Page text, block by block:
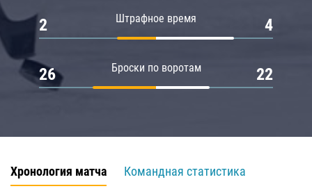
Штрафное время
2 4
Броски по воротам
26 22
Хронология матча
Командная статистика